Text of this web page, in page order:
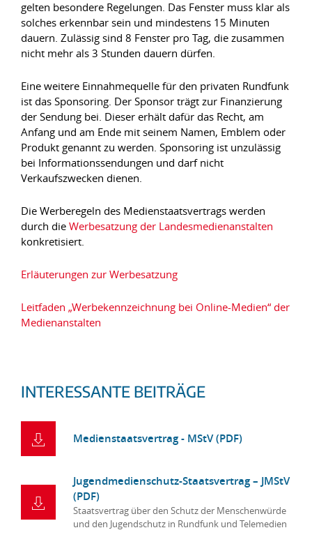
gelten besondere Regelungen. Das Fenster muss klar als
solches erkennbar sein und mindestens 15 Minuten
dauern. Zulässig sind 8 Fenster pro Tag, die zusammen
nicht mehr als 3 Stunden dauern dürfen.
Eine weitere Einnahmequelle für den privaten Rundfunk
ist das Sponsoring. Der Sponsor trägt zur Finanzierung
der Sendung bei. Dieser erhält dafür das Recht, am
Anfang und am Ende mit seinem Namen, Emblem oder
Produkt genannt zu werden. Sponsoring ist unzulässig
bei Informationssendungen und darf nicht
Verkaufszwecken dienen.
Die Werberegeln des Medienstaatsvertrags werden
durch die Werbesatzung der Landesmedienanstalten
konkretisiert.
Erläuterungen zur Werbesatzung
Leitfaden „Werbekennzeichnung bei Online-Medien“ der
Medienanstalten
INTERESSANTE BEITRÄGE
Medienstaatsvertrag - MStV (PDF)
Jugendmedienschutz-Staatsvertrag – JMStV
(PDF)
Staatsvertrag über den Schutz der Menschenwürde
und den Jugendschutz in Rundfunk und Telemedien